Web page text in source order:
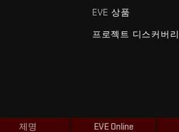
EVE 상품
프로젝트 디스커버리
제명
EVE Online